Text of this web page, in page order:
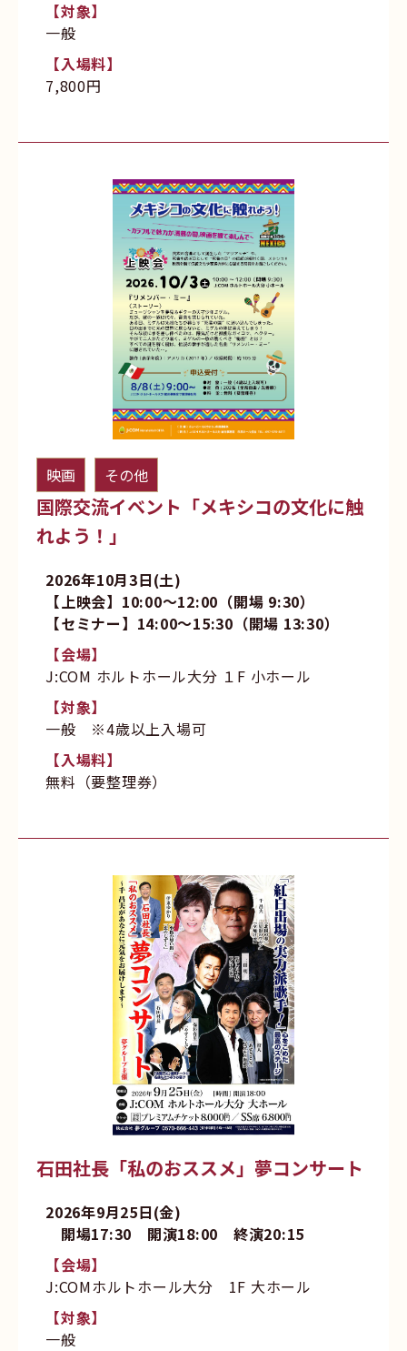
【対象】
一般
【入場料】
7,800円
映画 その他
国際交流イベント「メキシコの文化に触
れよう！」
2026年10月3日(土)
【上映会】10:00～12:00（開場 9:30）
【セミナー】14:00～15:30（開場 13:30）
【会場】
J:COM ホルトホール大分 １F 小ホール
【対象】
一般 ※4歳以上入場可
【入場料】
無料（要整理券）
石田社長「私のおススメ」夢コンサート
2026年9月25日(金)
開場17:30 開演18:00 終演20:15
【会場】
J:COMホルトホール大分 1F 大ホール
【対象】
一般